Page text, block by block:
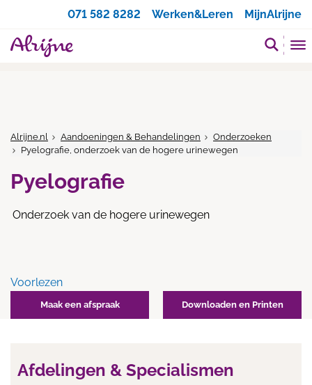
071 582 8282
Werken&Leren MijnAlrijne
Alrijne.nl Aandoeningen & Behandelingen
Onderzoeken
Pyelografie, onderzoek van de hogere urinewegen
Pyelografie
Onderzoek van de hogere urinewegen
Voorlezen
Maak een afspraak Downloaden en Printen
Afdelingen & Specialismen